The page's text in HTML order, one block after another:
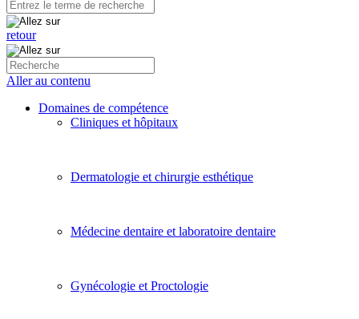
retour
Aller au contenu
Domaines de compétence
Cliniques et hôpitaux
Dermatologie et chirurgie esthétique
Médecine dentaire et laboratoire dentaire
Gynécologie et Proctologie